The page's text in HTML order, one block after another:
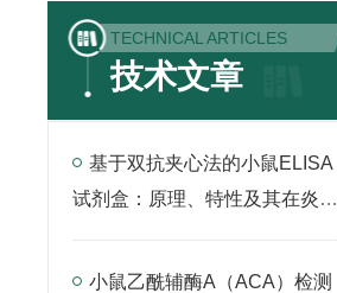
TECHNICAL ARTICLES
技术文章
基于双抗夹心法的小鼠ELISA
试剂盒：原理、特性及其在炎症
小鼠乙酰辅酶A（ACA）检测